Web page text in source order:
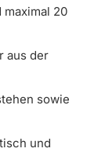
maximal 20
aus der
sowie
und